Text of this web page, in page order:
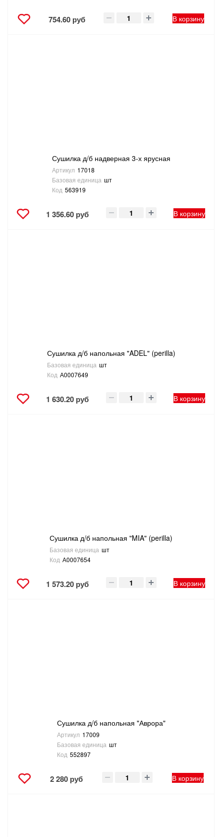
754.60 руб В корзину
Сушилка д/б надверная 3-х ярусная
Артикул 17018
Базовая единица шт
Код 563919
1 356.60 руб В корзину
Сушилка д/б напольная "ADEL" (perilla)
Базовая единица шт
Код А0007649
1 630.20 руб В корзину
Сушилка д/б напольная "MIA" (perilla)
Базовая единица шт
Код А0007654
1 573.20 руб В корзину
Сушилка д/б напольная "Аврора"
Артикул 17009
Базовая единица шт
Код 552897
2 280 руб В корзину